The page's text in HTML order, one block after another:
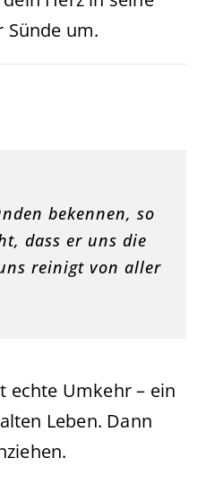
Sünde um.
bekennen, so
dass er uns die
reinigt von aller
echte Umkehr – ein
Leben. Dann